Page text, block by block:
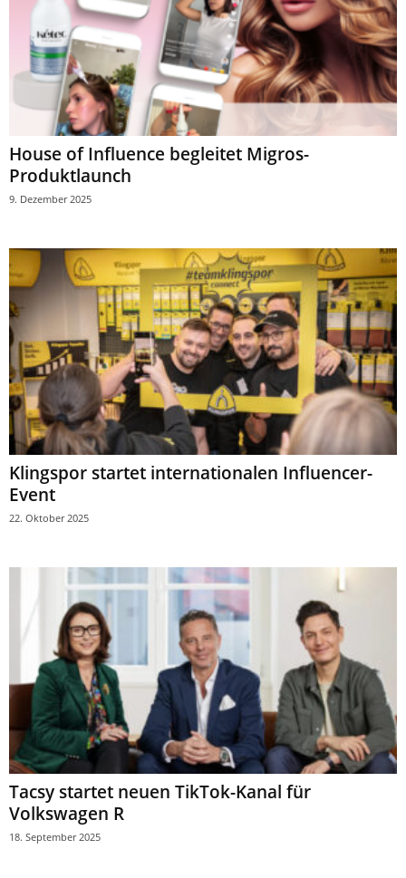
House of Influence begleitet Migros-
Produktlaunch
9. Dezember 2025
Klingspor startet internationalen Influencer-
Event
22. Oktober 2025
Tacsy startet neuen TikTok-Kanal für
Volkswagen R
18. September 2025